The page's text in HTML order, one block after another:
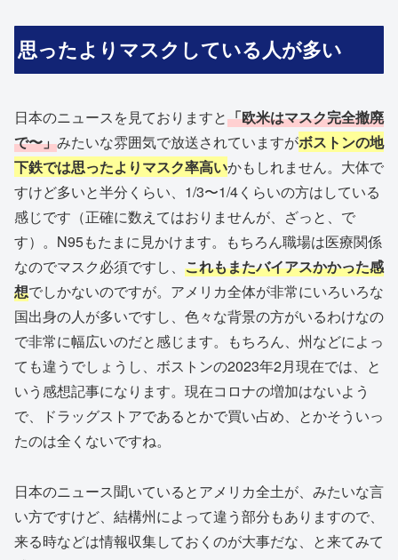
思ったよりマスクしている人が多い
日本のニュースを見ておりますと「欧米はマスク完全撤廃
で〜」みたいな雰囲気で放送されていますがボストンの地
下鉄では思ったよりマスク率高いかもしれません。大体で
すけど多いと半分くらい、1/3〜1/4くらいの方はしている
感じです（正確に数えてはおりませんが、ざっと、で
す）。N95もたまに見かけます。もちろん職場は医療関係
なのでマスク必須ですし、 これもまたバイアスかかった感
想でしかないのですが。アメリカ全体が非常にいろいろな
国出身の人が多いですし、色々な背景の方がいるわけなの
で非常に幅広いのだと感じます。もちろん、州などによっ
ても違うでしょうし、ボストンの2023年2月現在では、と
いう感想記事になります。現在コロナの増加はないよう
で、ドラッグストアであるとかで買い占め、とかそういっ
たのは全くないですね。
日本のニュース聞いているとアメリカ全土が、みたいな言
い方ですけど、結構州によって違う部分もありますので、
来る時などは情報収集しておくのが大事だな、と来てみて